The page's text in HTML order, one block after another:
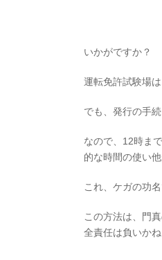
いかがですか？
運転免許試験場
でも、発行の手
なので、12時ま
的な時間の使い他
これ、ケガの功
この方法は、門
全責任は負いか